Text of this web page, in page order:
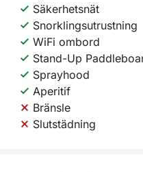
Säkerhetsnät
Snorklingsutrustning
WiFi ombord
Stand-Up
Sprayhood
Aperitif
Bränsle
Slutstädning